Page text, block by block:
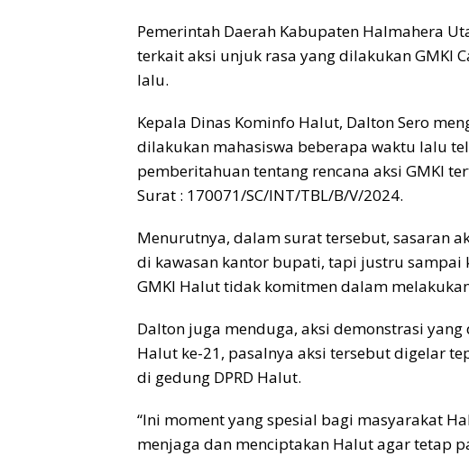
Pemerintah Daerah Kabupaten Halmahera
terkait aksi unjuk rasa yang dilakukan GMKI
lalu.
Kepala Dinas Kominfo Halut, Dalton Sero
dilakukan mahasiswa beberapa waktu lalu
pemberitahuan tentang rencana aksi GMKI
Surat : 170071/SC/INT/TBL/B/V/2024.
Menurutnya, dalam surat tersebut, sasaran
di kawasan kantor bupati, tapi justru sampai
GMKI Halut tidak komitmen dalam
Dalton juga menduga, aksi demonstrasi
Halut ke-21, pasalnya aksi tersebut digelar
di gedung DPRD Halut.
“Ini moment yang spesial bagi masyarakat
menjaga dan menciptakan Halut agar tetap